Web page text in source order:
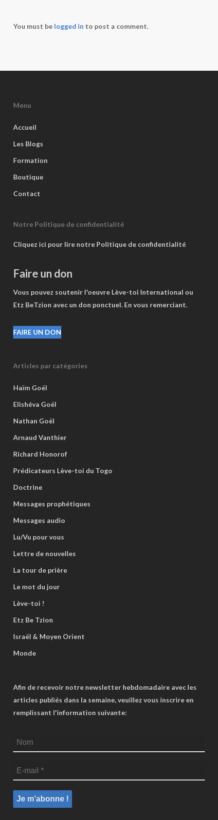
You must be logged in to post a comment.
Menu
Accueil
Les Blogs
Formation
Boutique
Contact
Notre Politique de confidentialité
Cliquez ici pour lire notre Politique de confidentialité
Faire un don
Vous pouvez soutenir l'oeuvre Lève-toi International ou
Etz BeTzion avec un don ponctuel. En vous remerciant.
FAIRE UN DON
Articles par catégories
Haïm Goël
Elishéva Goël
Nathan Goël
Arnaud Vanthier
Richard Honorof
Prédicateurs Lève-toi du Togo
Doctrine
Messages prophétiques
Messages audio
Lu/Vu pour vous
Lettre de nouvelles
La tour de prière
Le mot du jour
Lève-toi !
Etz Be Tzion
Israël & Moyen Orient
Monde
Afin de recevoir notre newsletter hebdomadaire avec les
articles publiés dans la semaine, veuillez vous inscrire en
remplissant l'information suivante: